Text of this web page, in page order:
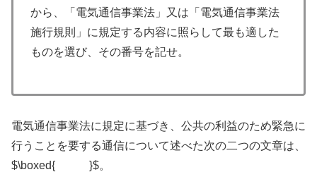
から、「電気通信事業法」又は「電気通信事業法
施行規則」に規定する内容に照らして最も適した
ものを選び、その番号を記せ。
電気通信事業法に規定に基づき、公共の利益のため緊急に
行うことを要する通信について述べた次の二つの文章は、
$\boxed{ }$。